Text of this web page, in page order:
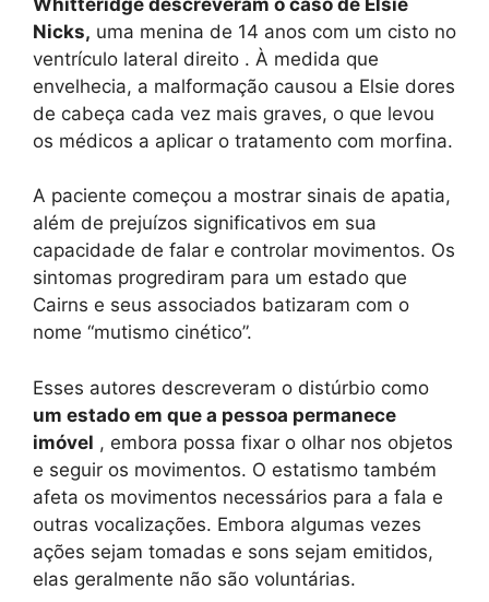
Nicks, uma menina de 14 anos com um cisto no
ventrículo lateral direito . À medida que
envelhecia, a malformação causou a Elsie dores
de cabeça cada vez mais graves, o que levou
os médicos a aplicar o tratamento com morfina.
A paciente começou a mostrar sinais de apatia,
além de prejuízos significativos em sua
capacidade de falar e controlar movimentos. Os
sintomas progrediram para um estado que
Cairns e seus associados batizaram com o
nome “mutismo cinético”.
Esses autores descreveram o distúrbio como
um estado em que a pessoa permanece
imóvel , embora possa fixar o olhar nos objetos
e seguir os movimentos. O estatismo também
afeta os movimentos necessários para a fala e
outras vocalizações. Embora algumas vezes
ações sejam tomadas e sons sejam emitidos,
elas geralmente não são voluntárias.